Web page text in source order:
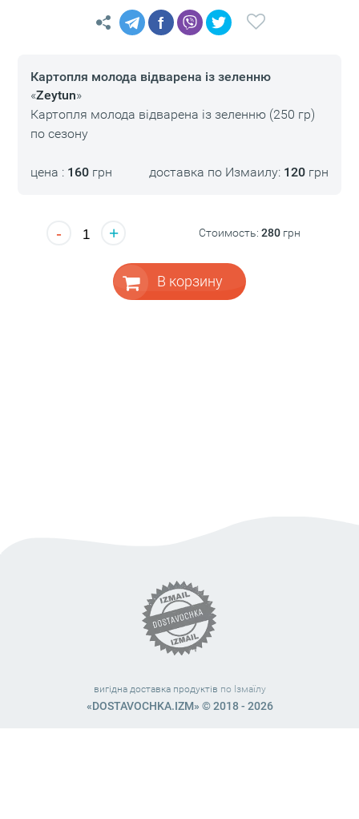
f
Картопля молода відварена із зеленню
«Zeytun»
Картопля молода відварена із зеленню (250 гр)
по сезону
цена : 160грн доставка по Измаилу: 120 грн
- + Стоимость:280 грн
В корзину
вигідна доставка продуктів по Ізмаїлу
«DOSTAVOCHKA.IZM» © 2018 - 2026